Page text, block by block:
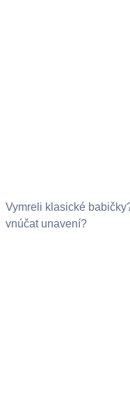
Vymreli klasické
vnúčat unavení?